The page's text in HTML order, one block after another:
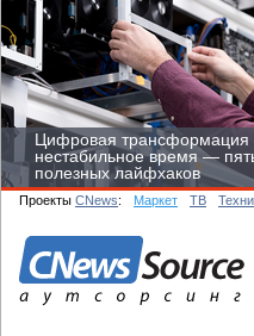
Цифровая трансформация
нестабильное время —
полезных лайфхаков
Проекты CNews: Маркет ТВ